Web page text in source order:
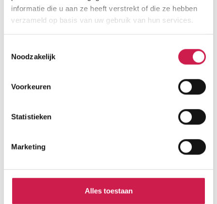
informatie die u aan ze heeft verstrekt of die ze hebben
verzameld op basis van uw gebruik van hun services.
Noodzakelijk
Voorkeuren
Statistieken
Marketing
Alles toestaan
STATISTIEKEN
Cijfers voor de wijk
Gehuwd
Gescheiden